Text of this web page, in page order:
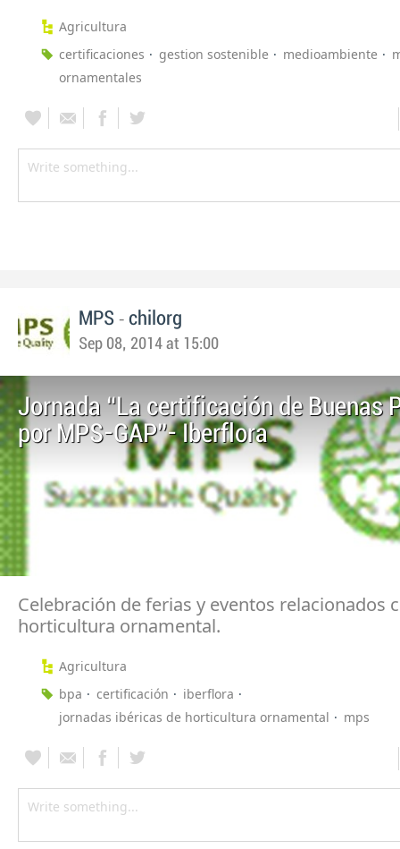
Agricultura
certificaciones
gestion sostenible medioambiente
ornamentales
MPS - chilorg
Sep 08, 2014 at 15:00
Jornada “La certificación de Buenas
por MPS-GAP”- Iberflora
Celebración de ferias y eventos relacionados
horticultura ornamental.
Agricultura
bpa
certificación
iberflora
jornadas ibéricas de horticultura ornamental
mps